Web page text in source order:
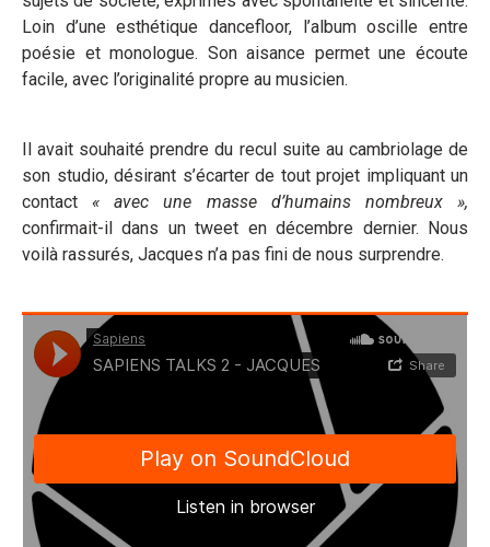
Loin d’une esthétique dancefloor, l’album oscille entre
poésie et monologue. Son aisance permet une écoute
facile, avec l’originalité propre au musicien.
Il avait souhaité prendre du recul suite au cambriolage de
son studio, désirant s’écarter de tout projet impliquant un
contact « avec une masse d’humains nombreux »,
confirmait-il dans un tweet en décembre dernier. Nous
voilà rassurés, Jacques n’a pas fini de nous surprendre.